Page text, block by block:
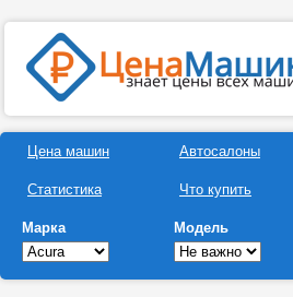
Цена машин
Статистика
Автосалоны
Что купить
Марка Модель